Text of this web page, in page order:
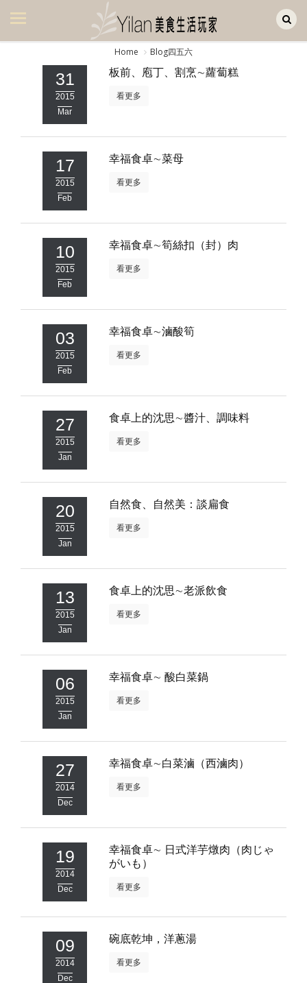
美食集
美飲集
旅遊集
旅遊美食集
書房集
日記簿
餐桌週記
享樂隨手拍
照相簿
媒體報導一覽
合作與代言
Home Blog四五六
31
2015
Mar
板前、庖丁、割烹∼蘿蔔糕
看更多
17
2015
Feb
幸福食卓∼菜母
看更多
10
2015
Feb
幸福食卓∼筍絲扣（封）肉
看更多
03
2015
Feb
幸福食卓∼滷酸筍
看更多
27
2015
Jan
食卓上的沈思∼醬汁、調味料
看更多
20
2015
Jan
自然食、自然美：談扁食
看更多
13
2015
Jan
食卓上的沈思∼老派飲食
看更多
06
2015
Jan
幸福食卓∼ 酸白菜鍋
看更多
27
2014
Dec
幸福食卓∼白菜滷（西滷肉）
看更多
19
2014
Dec
幸福食卓∼ 日式洋芋燉肉（肉じゃ
がいも）
看更多
09
2014
Dec
碗底乾坤，洋蔥湯
看更多